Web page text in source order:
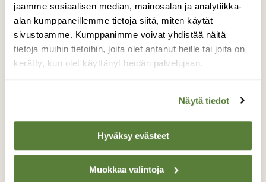
jaamme sosiaalisen median, mainosalan ja analytiikka-
alan kumppaneillemme tietoja siitä, miten käytät
sivustoamme. Kumppanimme voivat yhdistää näitä
tietoja muihin tietoihin, joita olet antanut heille tai joita on
kerätty, kun olet käyttänyt heidän palvelujaan.
Näytä tiedot
Hyväksy evästeet
Muokkaa valintoja
Johtajalla asiaa
Mutta porukka ei näytä olevan asiasta
kiinnostunut. Laulujoutsenia 24.3.2023
TAKAISIN LISTAAN